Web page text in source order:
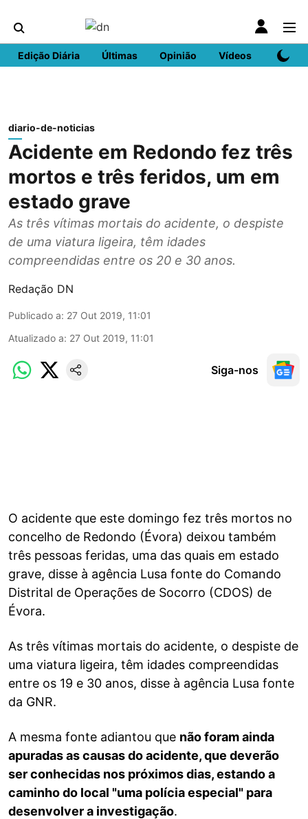
Edição Diária Últimas Opinião Vídeos DN
diario-de-noticias
Acidente em Redondo fez três
mortos e três feridos, um em
estado grave
As três vítimas mortais do acidente, o despiste
de uma viatura ligeira, têm idades
compreendidas entre os 20 e 30 anos.
Redação DN
Publicado a: 27 Out 2019, 11:01
Atualizado a: 27 Out 2019, 11:01
Siga-nos
O acidente que este domingo fez três mortos no
concelho de Redondo (Évora) deixou também
três pessoas feridas, uma das quais em estado
grave, disse à agência Lusa fonte do Comando
Distrital de Operações de Socorro (CDOS) de
Évora.
As três vítimas mortais do acidente, o despiste de
uma viatura ligeira, têm idades compreendidas
entre os 19 e 30 anos, disse à agência Lusa fonte
da GNR.
A mesma fonte adiantou que não foram ainda
apuradas as causas do acidente, que deverão
ser conhecidas nos próximos dias, estando a
caminho do local "uma polícia especial" para
desenvolver a investigação.